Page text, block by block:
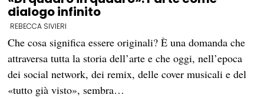
dialogo infinito
REBECCA SIVIERI
Che cosa significa essere originali? È una domanda che
attraversa tutta la storia dell’arte e che oggi, nell’epoca
dei social network, dei remix, delle cover musicali e del
«tutto già visto», sembra…